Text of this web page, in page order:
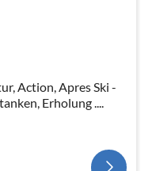
Erholung ....